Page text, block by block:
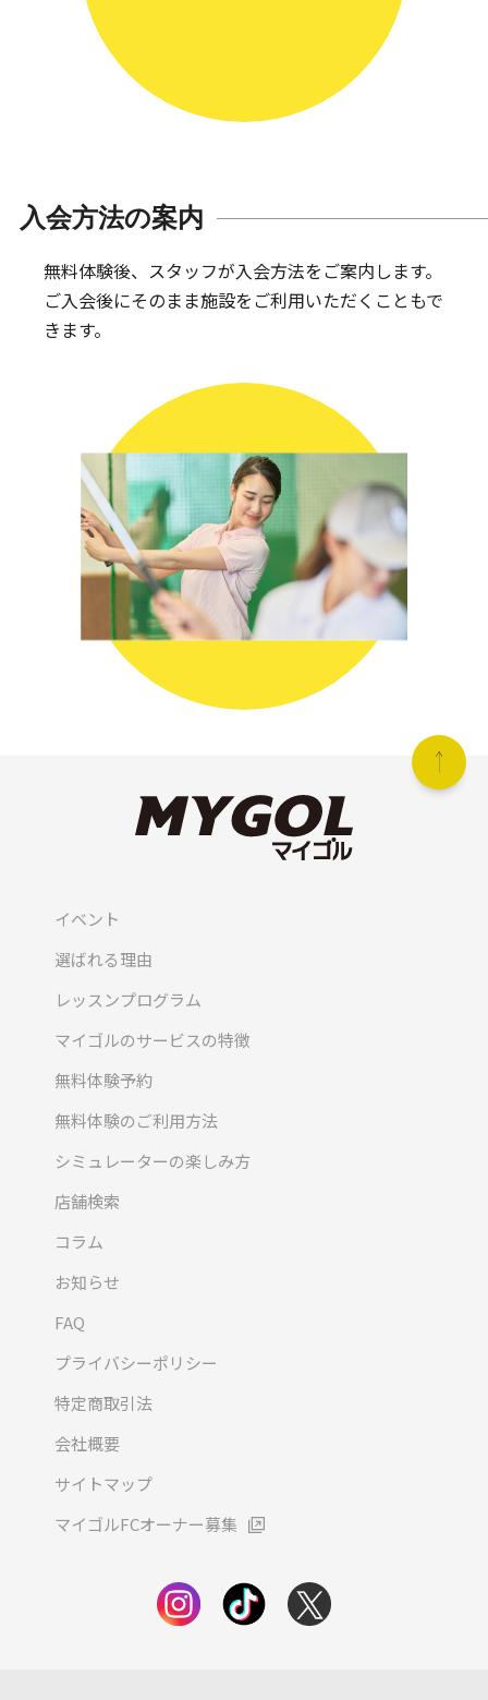
入会方法の案内
無料体験後、スタッフが入会方法をご案内します。
ご入会後にそのまま施設をご利用いただくこともで
きます。
イベント
選ばれる理由
レッスンプログラム
マイゴルのサービスの特徴
無料体験予約
無料体験のご利用方法
シミュレーターの楽しみ方
店舗検索
コラム
お知らせ
FAQ
プライバシーポリシー
特定商取引法
会社概要
サイトマップ
マイゴルFCオーナー募集